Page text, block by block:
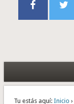
Tu estás aquí: Inicio ›